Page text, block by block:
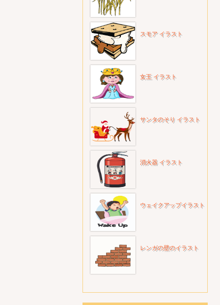
スモア イラスト
女王 イラスト
サンタのそり イラスト
消火器 イラスト
ウェイクアップイラスト
レンガの壁のイラスト